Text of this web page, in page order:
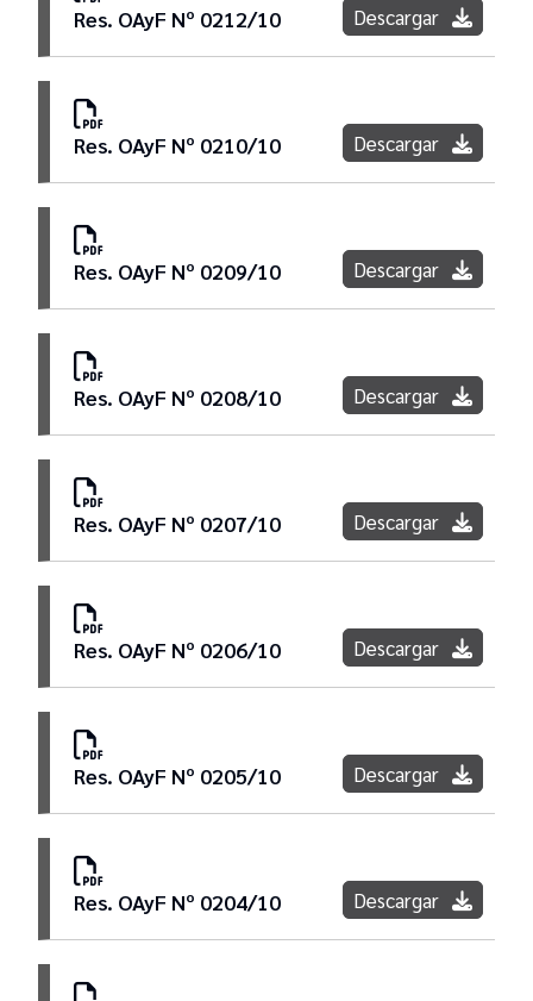
Res. OAyF Nº 0212/10 Descargar
Res. OAyF Nº 0210/10 Descargar
Res. OAyF Nº 0209/10 Descargar
Res. OAyF Nº 0208/10 Descargar
Res. OAyF Nº 0207/10 Descargar
Res. OAyF Nº 0206/10 Descargar
Res. OAyF Nº 0205/10 Descargar
Res. OAyF Nº 0204/10 Descargar